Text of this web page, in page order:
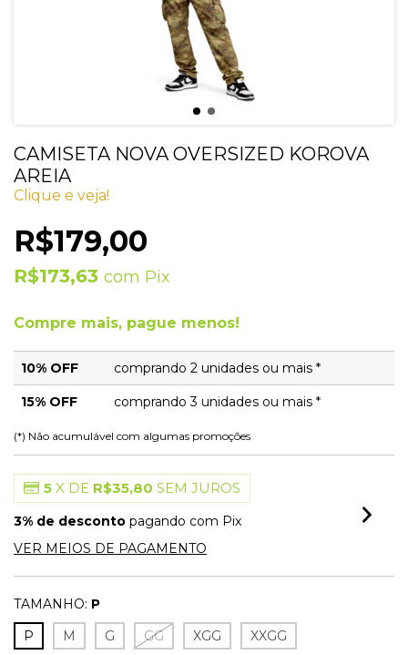
CAMISETA NOVA OVERSIZED KOROVA
AREIA
Clique e veja!
R$179,00
R$173,63 com Pix
Compre mais, pague menos!
10% OFF comprando 2 unidades ou mais *
15% OFF comprando 3 unidades ou mais *
(*) Não acumulável com algumas promoções
5 X DE R$35,80 SEM JUROS
3% de desconto pagando com Pix
VER MEIOS DE PAGAMENTO
TAMANHO: P
P
M G GG XGG XXGG